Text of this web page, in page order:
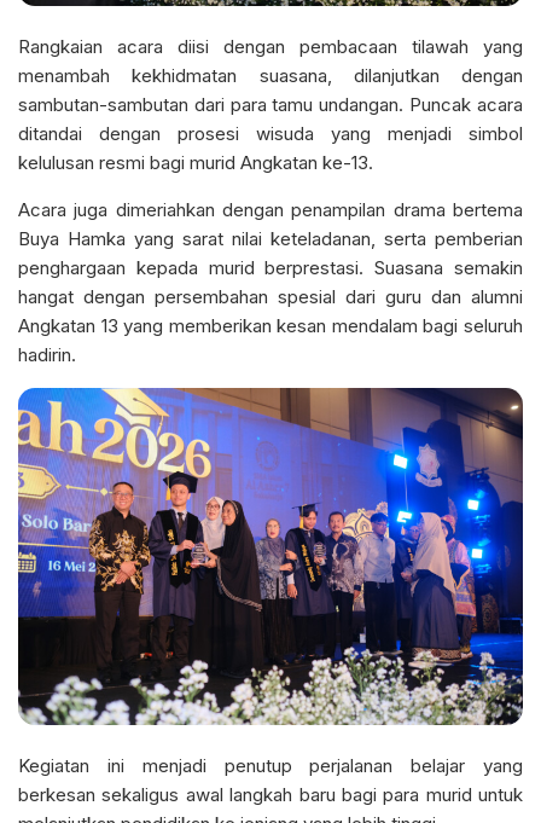
Rangkaian acara diisi dengan pembacaan tilawah yang
menambah kekhidmatan suasana, dilanjutkan dengan
sambutan-sambutan dari para tamu undangan. Puncak acara
ditandai dengan prosesi wisuda yang menjadi simbol
kelulusan resmi bagi murid Angkatan ke-13.
Acara juga dimeriahkan dengan penampilan drama bertema
Buya Hamka yang sarat nilai keteladanan, serta pemberian
penghargaan kepada murid berprestasi. Suasana semakin
hangat dengan persembahan spesial dari guru dan alumni
Angkatan 13 yang memberikan kesan mendalam bagi seluruh
hadirin.
Kegiatan ini menjadi penutup perjalanan belajar yang
berkesan sekaligus awal langkah baru bagi para murid untuk